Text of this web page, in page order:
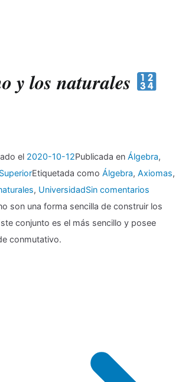
y los naturales
el 2020-10-12Publicada en Álgebra,
Etiquetada como Álgebra, Axiomas,
, UniversidadSin comentarios
▶
son una forma sencilla de construir los
conjunto es el más sencillo y posee
conmutativo.